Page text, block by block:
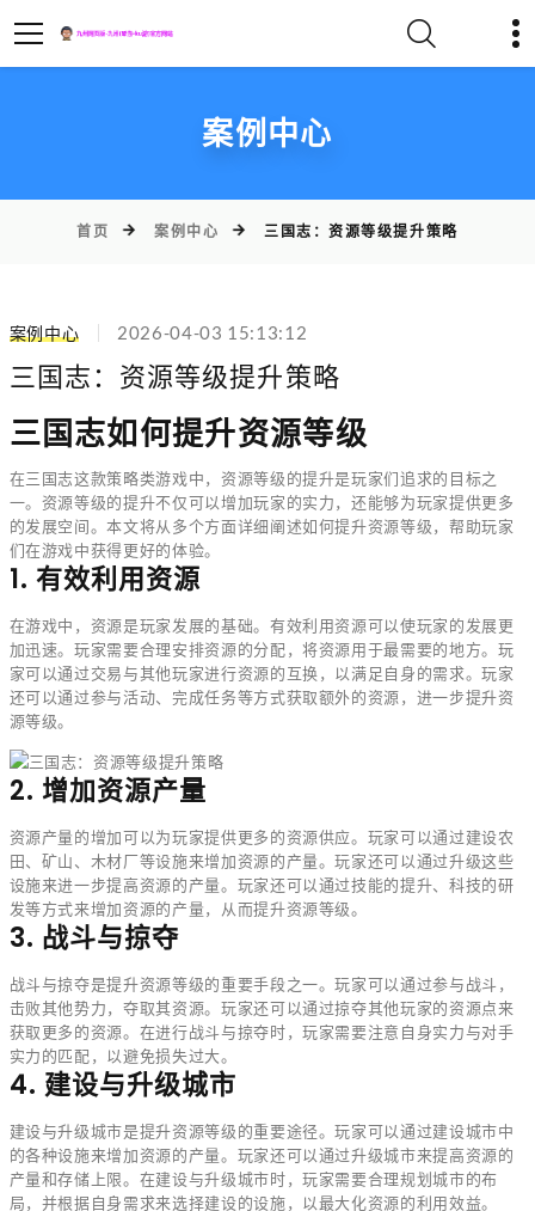
案例中心
首页 案例中心 三国志：资源等级提升策略
案例中心 2026-04-03 15:13:12
三国志：资源等级提升策略
三国志如何提升资源等级
在三国志这款策略类游戏中，资源等级的提升是玩家们追求的目标之
一。资源等级的提升不仅可以增加玩家的实力，还能够为玩家提供更多
的发展空间。本文将从多个方面详细阐述如何提升资源等级，帮助玩家
们在游戏中获得更好的体验。
1. 有效利用资源
在游戏中，资源是玩家发展的基础。有效利用资源可以使玩家的发展更
加迅速。玩家需要合理安排资源的分配，将资源用于最需要的地方。玩
家可以通过交易与其他玩家进行资源的互换，以满足自身的需求。玩家
还可以通过参与活动、完成任务等方式获取额外的资源，进一步提升资
源等级。
2. 增加资源产量
资源产量的增加可以为玩家提供更多的资源供应。玩家可以通过建设农
田、矿山、木材厂等设施来增加资源的产量。玩家还可以通过升级这些
设施来进一步提高资源的产量。玩家还可以通过技能的提升、科技的研
发等方式来增加资源的产量，从而提升资源等级。
3. 战斗与掠夺
战斗与掠夺是提升资源等级的重要手段之一。玩家可以通过参与战斗，
击败其他势力，夺取其资源。玩家还可以通过掠夺其他玩家的资源点来
获取更多的资源。在进行战斗与掠夺时，玩家需要注意自身实力与对手
实力的匹配，以避免损失过大。
4. 建设与升级城市
建设与升级城市是提升资源等级的重要途径。玩家可以通过建设城市中
的各种设施来增加资源的产量。玩家还可以通过升级城市来提高资源的
产量和存储上限。在建设与升级城市时，玩家需要合理规划城市的布
局，并根据自身需求来选择建设的设施，以最大化资源的利用效益。